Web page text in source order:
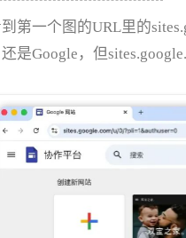
第一个图的URL里的
是Google，但